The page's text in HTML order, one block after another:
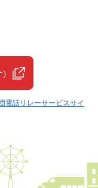
電話リレーサービスサイ